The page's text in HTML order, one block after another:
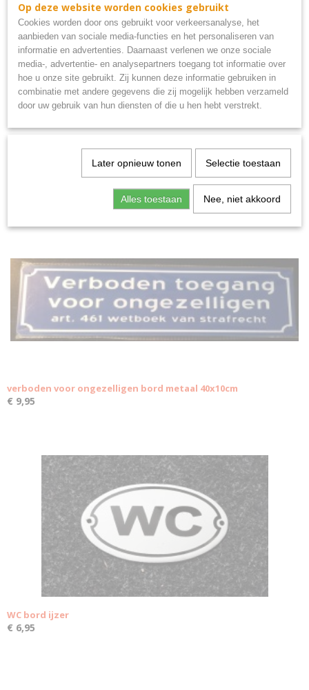
Uitsluitend PSV supporters metalen bord 40x10
verboden voor ongezelligen bord metaal 40x10cm
€ 9,95
WC bord ijzer
€ 6,95
Op deze website worden cookies gebruikt
Cookies worden door ons gebruikt voor verkeersanalyse, het
aanbieden van sociale media-functies en het personaliseren van
informatie en advertenties. Daarnaast verlenen we onze sociale
media-, advertentie- en analysepartners toegang tot informatie over
hoe u onze site gebruikt. Zij kunnen deze informatie gebruiken in
combinatie met andere gegevens die zij mogelijk hebben verzameld
door uw gebruik van hun diensten of die u hen hebt verstrekt.
Later opnieuw tonen Selectie toestaan
Alles toestaan Nee, niet akkoord